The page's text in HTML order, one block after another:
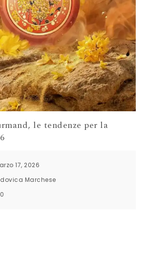
le tendenze per la
17, 2026
Marchese
0